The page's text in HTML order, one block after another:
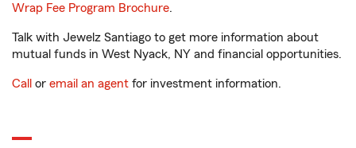
Wrap Fee Program Brochure.
Talk with Jewelz Santiago to get more information about
mutual funds in West Nyack, NY and financial opportunities.
Call or email an agent for investment information.